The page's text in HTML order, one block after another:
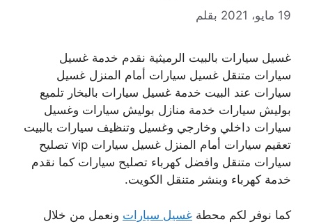
19 مايو، 2021 بقلم
غسيل سيارات بالبيت الرميثية نقدم خدمة غسيل
سيارات متنقل غسيل سيارات أمام المنزل غسيل
سيارات عند البيت خدمة غسيل سيارات بالبخار تلميع
بوليش سيارات خدمة منازل بوليش سيارات وغسيل
سيارات داخلي وخارجي وغسيل وتنظيف سيارات بالبيت
تعقيم سيارات أمام المنزل غسيل سيارات vip تصليح
سيارات متنقل وافضل كهرباء تصليح سيارات كما نقدم
خدمة كهرباء وبنشر متنقل الكويت.
كما نوفر لكم محطة غسيل سيارات ونعمل من خلال